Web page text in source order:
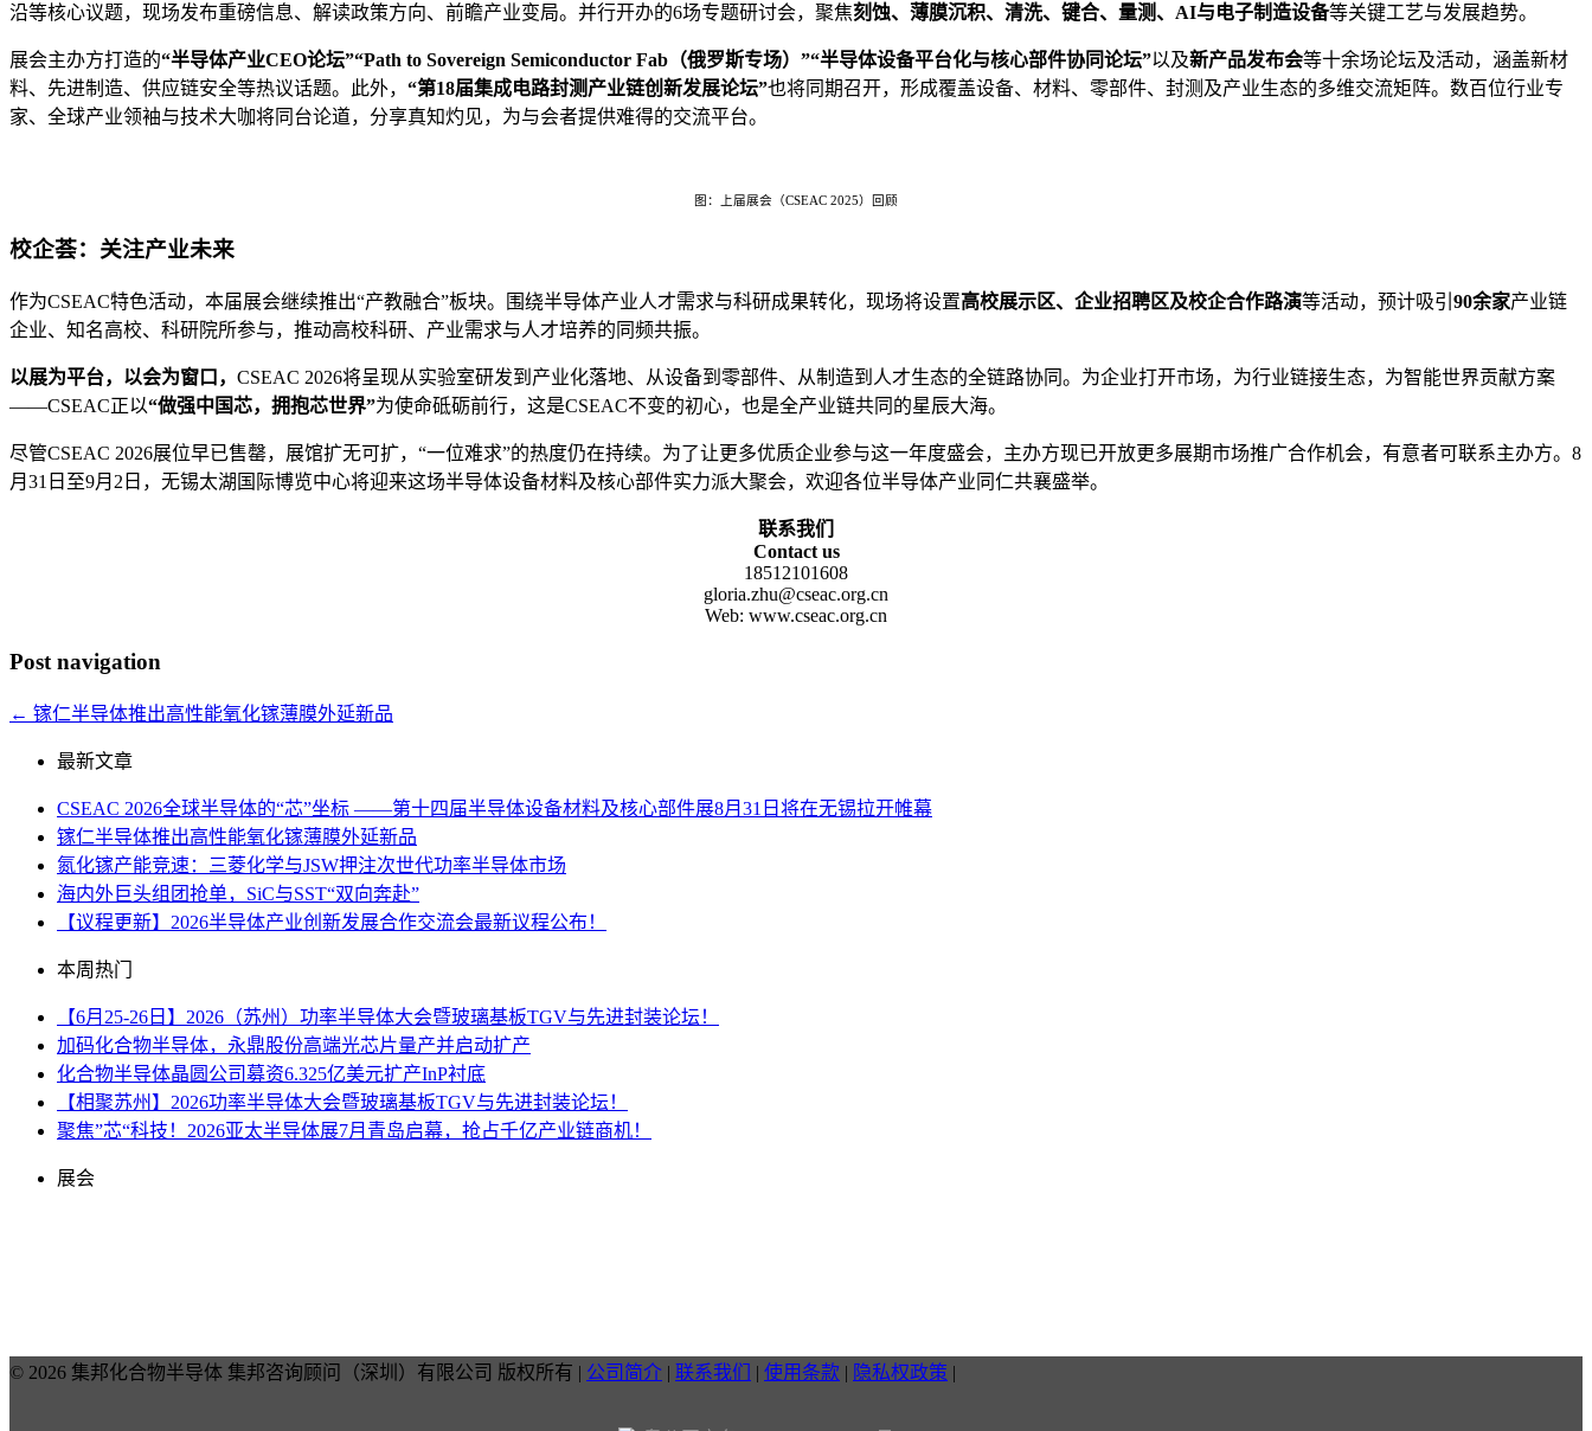
沿等核心议题，现场发布重磅信息、解读政策方向、前瞻产业变局。并行开办的6场专题研讨会，聚焦刻蚀、薄膜沉积、清洗、键合、量测、AI与电子制造设备等关键工艺与发展趋势。
展会主办方打造的“半导体产业CEO论坛”“Path to Sovereign Semiconductor Fab（俄罗斯专场）”“半导体设备平台化与核心部件协同论坛”以及新产品发布会等十余场论坛及活动，涵盖新材
料、先进制造、供应链安全等热议话题。此外， “第18届集成电路封测产业链创新发展论坛”也将同期召开，形成覆盖设备、材料、零部件、封测及产业生态的多维交流矩阵。数百位行业专
家、全球产业领袖与技术大咖将同台论道，分享真知灼见，为与会者提供难得的交流平台。
图：上届展会（CSEAC 2025）回顾
校企荟：关注产业未来
作为CSEAC特色活动，本届展会继续推出“产教融合”板块。围绕半导体产业人才需求与科研成果转化，现场将设置高校展示区、企业招聘区及校企合作路演等活动，预计吸引 90余家产业链
企业、知名高校、科研院所参与，推动高校科研、产业需求与人才培养的同频共振。
以展为平台，以会为窗口， CSEAC 2026将呈现从实验室研发到产业化落地、从设备到零部件、从制造到人才生态的全链路协同。为企业打开市场，为行业链接生态，为智能世界贡献方案
——CSEAC正以“做强中国芯，拥抱芯世界”为使命砥砺前行，这是CSEAC不变的初心，也是全产业链共同的星辰大海。
尽管CSEAC 2026展位早已售罄，展馆扩无可扩，“一位难求”的热度仍在持续。为了让更多优质企业参与这一年度盛会，主办方现已开放更多展期市场推广合作机会，有意者可联系主办方。8
月31日至9月2日，无锡太湖国际博览中心将迎来这场半导体设备材料及核心部件实力派大聚会，欢迎各位半导体产业同仁共襄盛举。
联系我们
Contact us
18512101608
gloria.zhu@cseac.org.cn
Web: www.cseac.org.cn
Post navigation
← 镓仁半导体推出高性能氧化镓薄膜外延新品
最新文章
CSEAC 2026全球半导体的“芯”坐标 ——第十四届半导体设备材料及核心部件展8月31日将在无锡拉开帷幕
镓仁半导体推出高性能氧化镓薄膜外延新品
氮化镓产能竞速：三菱化学与JSW押注次世代功率半导体市场
海内外巨头组团抢单，SiC与SST“双向奔赴”
【议程更新】2026半导体产业创新发展合作交流会最新议程公布！
本周热门
【6月25-26日】2026（苏州）功率半导体大会暨玻璃基板TGV与先进封装论坛！
加码化合物半导体，永鼎股份高端光芯片量产并启动扩产
化合物半导体晶圆公司募资6.325亿美元扩产InP衬底
【相聚苏州】2026功率半导体大会暨玻璃基板TGV与先进封装论坛！
聚焦”芯“科技！2026亚太半导体展7月青岛启幕，抢占千亿产业链商机！
展会
© 2026 集邦化合物半导体 集邦咨询顾问（深圳）有限公司 版权所有 | 公司简介 | 联系我们 | 使用条款 | 隐私权政策 |